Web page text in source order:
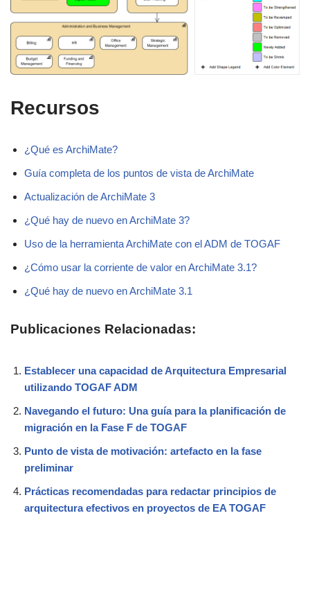
Recursos
¿Qué es ArchiMate?
Guía completa de los puntos de vista de ArchiMate
Actualización de ArchiMate 3
¿Qué hay de nuevo en ArchiMate 3?
Uso de la herramienta ArchiMate con el ADM de TOGAF
¿Cómo usar la corriente de valor en ArchiMate 3.1?
¿Qué hay de nuevo en ArchiMate 3.1
Publicaciones Relacionadas:
Establecer una capacidad de Arquitectura Empresarial
utilizando TOGAF ADM
Navegando el futuro: Una guía para la planificación de
migración en la Fase F de TOGAF
Punto de vista de motivación: artefacto en la fase
preliminar
Prácticas recomendadas para redactar principios de
arquitectura efectivos en proyectos de EA TOGAF